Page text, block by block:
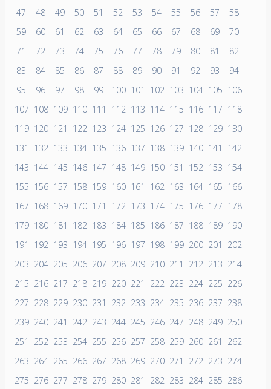
47 48 49 50 51 52 53 54 55 56 57
58
59
60 61 62 63 64 65 66 67 68 69
70
71
72 73 74 75 76 77 78 79 80 81
82
83
84 85 86 87 88 89 90 91 92 93
94
95
96 97 98 99 100 101 102 103 104 105 106
107 108 109 110 111 112 113 114 115 116 117 118
119 120 121 122 123 124 125 126 127 128 129 130
131
132 133 134 135 136 137 138 139 140 141
142
143 144 145 146 147 148 149 150 151 152 153 154
155 156 157 158 159 160 161 162 163 164 165 166
167 168 169 170 171 172 173 174 175 176 177 178
179 180 181 182 183 184 185 186 187 188 189 190
191
192 193 194 195 196 197 198 199 200 201
202
203 204 205 206 207 208 209 210 211 212 213 214
215 216 217 218 219 220 221 222 223 224 225 226
227 228 229 230 231 232 233 234 235 236 237 238
239 240 241 242 243 244 245 246 247 248 249 250
251
252 253 254 255 256 257 258 259 260 261
262
263 264 265 266 267 268 269 270 271 272 273 274
275 276 277 278 279 280 281 282 283 284 285 286